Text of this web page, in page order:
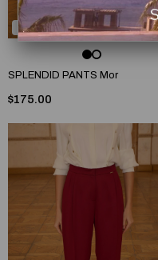
5
SPLENDID PANTS Mor
$175.00